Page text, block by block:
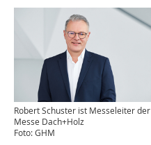
Robert Schuster ist Messeleiter der
Messe Dach+Holz
Foto: GHM